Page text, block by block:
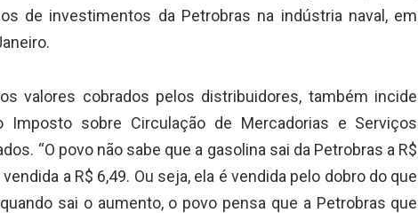
de investimentos da Petrobras na indústria naval, em
valores cobrados pelos distribuidores, também incide
sobre Circulação de Mercadorias e Serviços
“O povo não sabe que a gasolina sai da Petrobras a R$
a R$ 6,49. Ou seja, ela é vendida pelo dobro do que
sai o aumento, o povo pensa que a Petrobras que